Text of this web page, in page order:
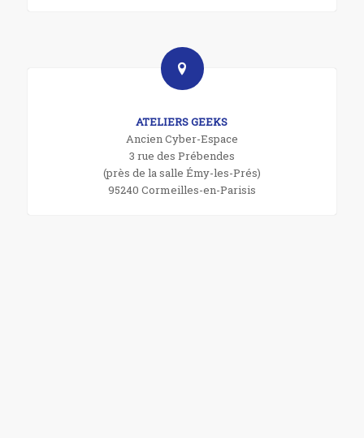
ATELIERS GEEKS
Ancien Cyber-Espace
3 rue des Prébendes
(près de la salle Émy-les-Prés)
95240 Cormeilles-en-Parisis